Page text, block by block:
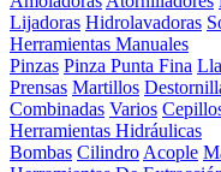
Lijadoras Hidrolavadoras
Herramientas Manuales
Pinzas Pinza Punta Fina
Prensas Martillos
Combinadas Varios
Herramientas Hidráulicas
Bombas Cilindro Acople